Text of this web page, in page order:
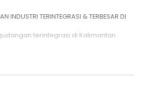
INDUSTRI TERINTEGRASI & TERBESAR DI
terintegrasi di Kalimantan